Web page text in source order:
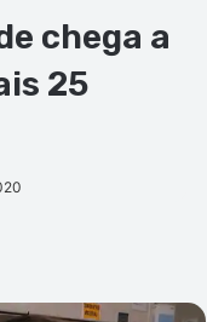
chega a
25